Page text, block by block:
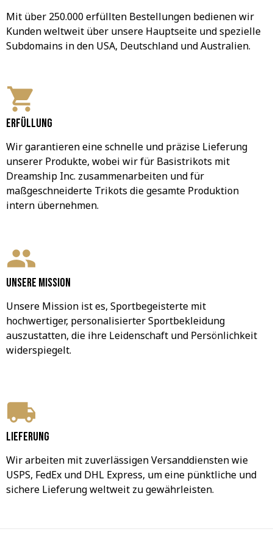
Mit über 250.000 erfüllten Bestellungen bedienen wir
Kunden weltweit über unsere Hauptseite und spezielle
Subdomains in den USA, Deutschland und Australien.
Erfüllung
Wir garantieren eine schnelle und präzise Lieferung
unserer Produkte, wobei wir für Basistrikots mit
Dreamship Inc. zusammenarbeiten und für
maßgeschneiderte Trikots die gesamte Produktion
intern übernehmen.
Unsere Mission
Unsere Mission ist es, Sportbegeisterte mit
hochwertiger, personalisierter Sportbekleidung
auszustatten, die ihre Leidenschaft und Persönlichkeit
widerspiegelt.
Lieferung
Wir arbeiten mit zuverlässigen Versanddiensten wie
USPS, FedEx und DHL Express, um eine pünktliche und
sichere Lieferung weltweit zu gewährleisten.